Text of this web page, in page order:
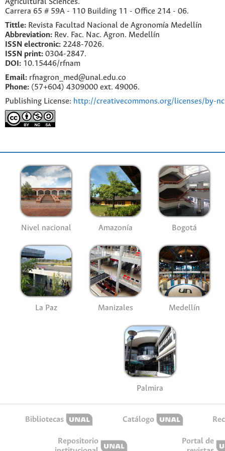
Agricultural Sciences.
Carrera 65 # 59A - 110 Building 11 - Office 214 - 06.
Tittle: Revista Facultad Nacional de Agronomía Medellín
Abbreviation: Rev. Fac. Nac. Agron. Medellín
ISSN electronic: 2248-7026.
ISSN print: 0304-2847.
DOI: 10.15446/rfnam
Email: rfnagron_med@unal.edu.co
Phone: (57+604) 4309000 ext. 49006.
Publishing License: http://creativecommons.org/licenses/by-
Nivel nacional Amazonía Bogotá
La Paz Manizales Medellín
Palmira
Bibliotecas Catálogo
Repositorio
Portal de